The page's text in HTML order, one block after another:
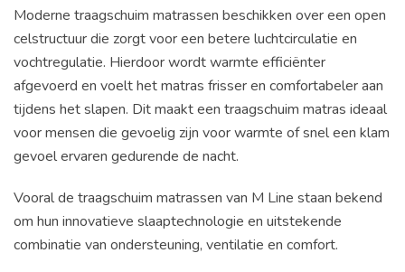
Moderne traagschuim matrassen beschikken over een open
celstructuur die zorgt voor een betere luchtcirculatie en
vochtregulatie. Hierdoor wordt warmte efficiënter
afgevoerd en voelt het matras frisser en comfortabeler aan
tijdens het slapen. Dit maakt een traagschuim matras ideaal
voor mensen die gevoelig zijn voor warmte of snel een klam
gevoel ervaren gedurende de nacht.
Vooral de traagschuim matrassen van M Line staan bekend
om hun innovatieve slaaptechnologie en uitstekende
combinatie van ondersteuning, ventilatie en comfort.